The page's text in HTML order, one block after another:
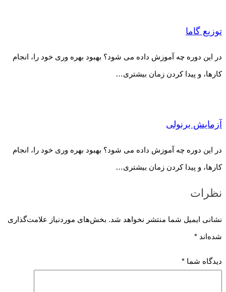
توزیع گاما
در این دوره چه آموزش داده می شود؟ بهبود بهره وری خود را، انجام
کارها، و پیدا کردن زمان بیشتری…
آزمایش برنولی
در این دوره چه آموزش داده می شود؟ بهبود بهره وری خود را، انجام
کارها، و پیدا کردن زمان بیشتری…
نظرات
نشانی ایمیل شما منتشر نخواهد شد. بخش‌های موردنیاز علامت‌گذاری
شده‌اند *
دیدگاه شما *